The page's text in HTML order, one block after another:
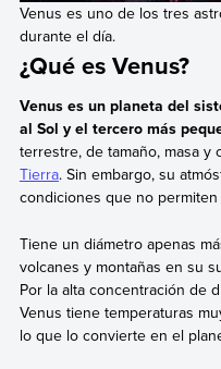
Venus es uno de los tres
durante el día.
¿Qué es Venus?
Venus es un planeta del
al Sol y el tercero más
terrestre, de tamaño, masa y
Tierra. Sin embargo, su
condiciones que no
Tiene un diámetro apenas
volcanes y montañas en su
Por la alta concentración de
Venus tiene temperaturas
lo que lo convierte en el